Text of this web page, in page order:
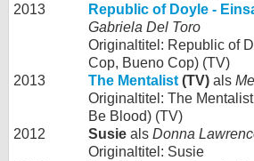
2013
Republic of Doyle -
Gabriela Del Toro
Originaltitel: Republic of
Cop, Bueno Cop) (TV)
2013
The Mentalist (TV) als
Originaltitel: The Mentalist
Be Blood) (TV)
2012
Susie als Donna
Originaltitel: Susie